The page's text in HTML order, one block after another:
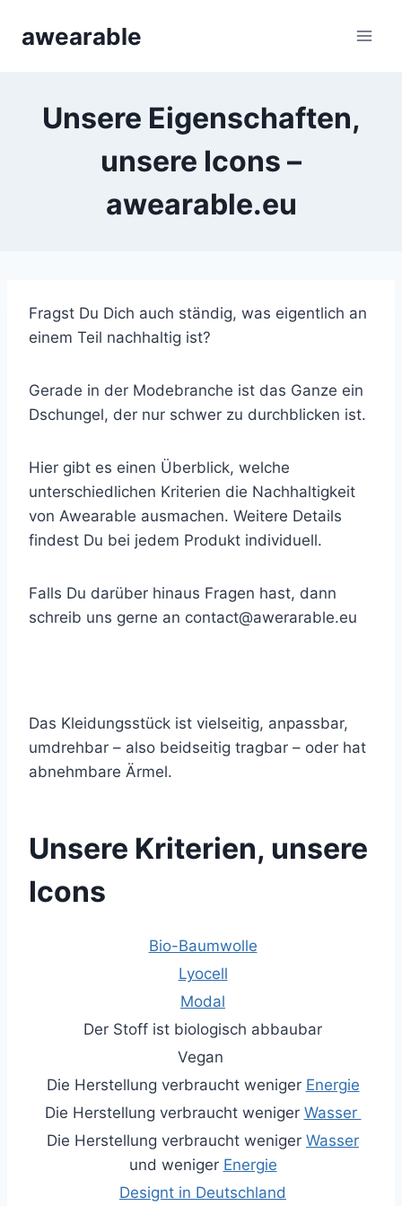
Inhaltawearable
Unsere Eigenschaften,
unsere Icons –
awearable.eu
Fragst Du Dich auch ständig, was eigentlich an
einem Teil nachhaltig ist?
Gerade in der Modebranche ist das Ganze ein
Dschungel, der nur schwer zu durchblicken ist.
Hier gibt es einen Überblick, welche
unterschiedlichen Kriterien die Nachhaltigkeit
von Awearable ausmachen. Weitere Details
findest Du bei jedem Produkt individuell.
Falls Du darüber hinaus Fragen hast, dann
schreib uns gerne an contact@awerarable.eu
Das Kleidungsstück ist vielseitig, anpassbar,
umdrehbar – also beidseitig tragbar – oder hat
abnehmbare Ärmel.
Unsere Kriterien, unsere
Icons
Bio-Baumwolle
Lyocell
Modal
Der Stoff ist biologisch abbaubar
Vegan
Die Herstellung verbraucht weniger Energie
Die Herstellung verbraucht weniger Wasser
Die Herstellung verbraucht weniger Wasser
und weniger Energie
Designt in Deutschland